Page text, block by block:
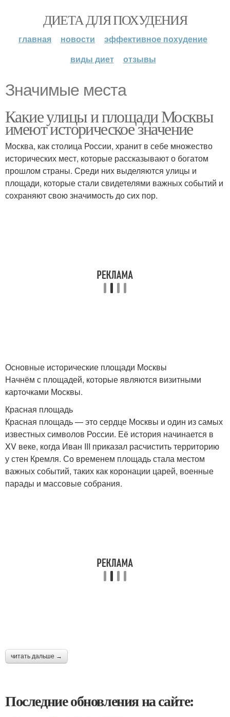
ДИЕТА ДЛЯ ПОХУДЕНИЯ
главная новости
эффективное похудение
виды диет
отзывы
Значимые места
Какие улицы и площади Москвы
имеют историческое значение
Москва, как столица России, хранит в себе множество
исторических мест, которые рассказывают о богатом
прошлом страны. Среди них выделяются улицы и
площади, которые стали свидетелями важных событий и
сохраняют свою значимость до сих пор.
Основные исторические площади Москвы
Начнём с площадей, которые являются визитными
карточками Москвы.
Красная площадь
Красная площадь — это сердце Москвы и один из самых
известных символов России. Её история начинается в
XV веке, когда Иван III приказал расчистить территорию
у стен Кремля. Со временем площадь стала местом
важных событий, таких как коронации царей, военные
парады и массовые собрания.
читать дальше →
Последние обновления на сайте: